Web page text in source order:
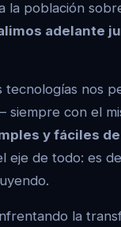
la población
adelante
tecnologías nos
siempre con el
y fáciles
eje de todo: es
la